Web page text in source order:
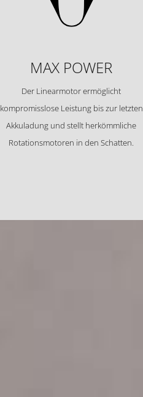
MAX POWER
Der Linearmotor ermöglicht
kompromisslose Leistung bis zur letzten
Akkuladung und stellt herkömmliche
Rotationsmotoren in den Schatten.